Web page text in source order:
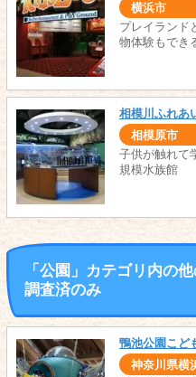
横浜市
プレイランド
物体験もでき
相模川ふれあ
相模原市
子供が触れて
規模水族館
「公園」カテゴリ内
調査済のみ
鴨池公園こど
神奈川県横